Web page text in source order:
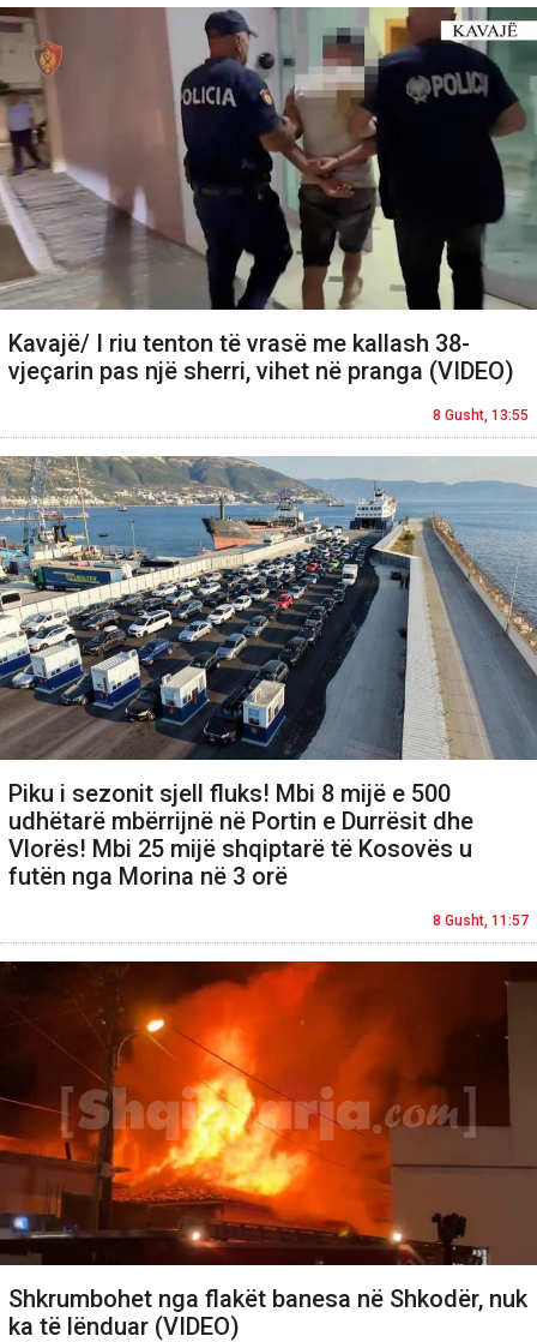
Kavajë/ I riu tenton të vrasë me kallash 38-
vjeçarin pas një sherri, vihet në pranga (VIDEO)
8 Gusht, 13:55
Piku i sezonit sjell fluks! Mbi 8 mijë e 500
udhëtarë mbërrijnë në Portin e Durrësit dhe
Vlorës! Mbi 25 mijë shqiptarë të Kosovës u
futën nga Morina në 3 orë
8 Gusht, 11:57
Shkrumbohet nga flakët banesa në Shkodër, nuk
ka të lënduar (VIDEO)